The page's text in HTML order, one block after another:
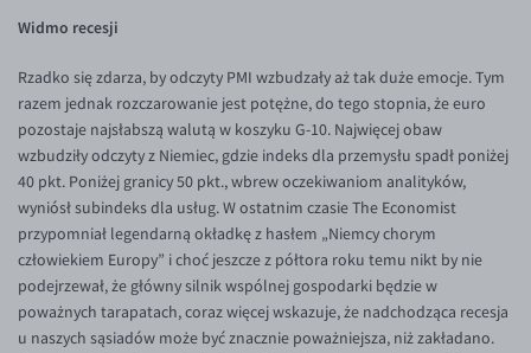
Inne pary walutowe
BGN/PLN
CAD/PLN
CNY/PLN
HKD/PLN
HUF/PLN
ILS/PLN
JPY/PLN
Aplikacja mobilna
Pomoc
Pomoc
FAQ
Konto i opłaty
Wymiana walut
Banki i przelewy
Przelewy zagraniczne
Poradnik
Kontakt
Dla mediów
PL
Widmo recesji
Rzadko się zdarza, by odczyty PMI wzbudzały aż tak duże emocje. Tym
razem jednak rozczarowanie jest potężne, do tego stopnia, że euro
pozostaje najsłabszą walutą w koszyku G-10. Najwięcej obaw
wzbudziły odczyty z Niemiec, gdzie indeks dla przemysłu spadł poniżej
40 pkt. Poniżej granicy 50 pkt., wbrew oczekiwaniom analityków,
wyniósł subindeks dla usług. W ostatnim czasie The Economist
przypomniał legendarną okładkę z hasłem „Niemcy chorym
człowiekiem Europy” i choć jeszcze z półtora roku temu nikt by nie
podejrzewał, że główny silnik wspólnej gospodarki będzie w
poważnych tarapatach, coraz więcej wskazuje, że nadchodząca recesja
u naszych sąsiadów może być znacznie poważniejsza, niż zakładano.